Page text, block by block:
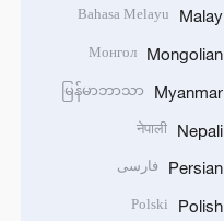
Malay
Bahasa Melayu
Mongolian
Монгол
Myanmar
မြန်မာဘာသာ
Nepali
नेपाली
Persian فارسی
Polish
Polski